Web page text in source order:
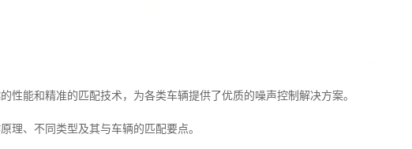
性能和精准的匹配技术，为各类车辆提供了优质的噪声控制解决方案。
理、不同类型及其与车辆的匹配要点。